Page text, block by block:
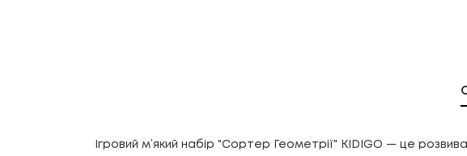
Ігровий м’який набір "Сортер Геометрії" KIDIGO — це